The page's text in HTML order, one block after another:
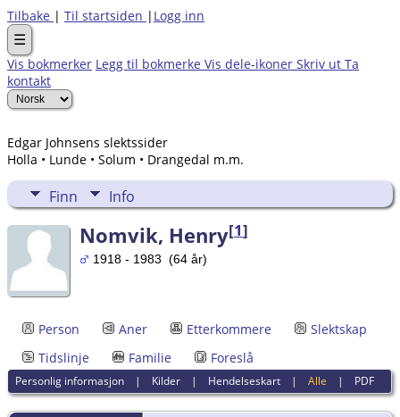
Tilbake | Til startsiden | Logg inn
☰
Vis bokmerker Legg til bokmerke Vis dele-ikoner Skriv ut Ta
kontakt
Edgar Johnsens slektssider
Holla • Lunde • Solum • Drangedal m.m.
Finn Info
Nomvik, Henry[1]
1918 - 1983 (64 år)
Person Aner Etterkommere
Slektskap
Tidslinje
Familie Foreslå
Personlig informasjon | Kilder | Hendelseskart |Alle | PDF